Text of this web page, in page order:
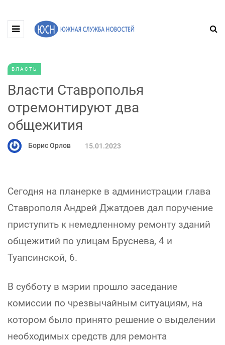
ВЛАСТЬ
Власти Ставрополья
отремонтируют два
общежития
Борис Орлов 15.01.2023
Сегодня на планерке в администрации глава
Ставрополя Андрей Джатдоев дал поручение
приступить к немедленному ремонту зданий
общежитий по улицам Бруснева, 4 и
Туапсинской, 6.
В субботу в мэрии прошло заседание
комиссии по чрезвычайным ситуациям, на
котором было принято решение о выделении
необходимых средств для ремонта